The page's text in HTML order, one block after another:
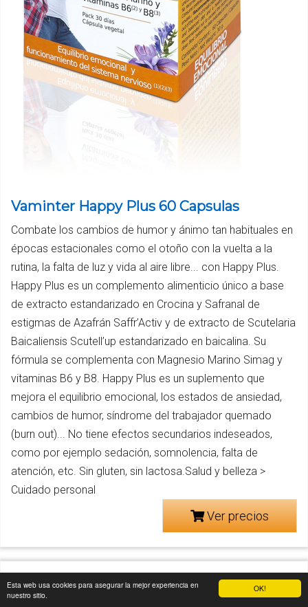
OK!
Esta web usa cookies para asegurar la mejor experiencia en
nuestro sitio.
Vaminter Happy Plus 60 Capsulas
Combate los cambios de humor y ánimo tan habituales en
épocas estacionales como el otoño con la vuelta a la
rutina, la falta de luz y vida al aire libre... con Happy Plus.
Happy Plus es un complemento alimenticio único a base
de extracto estandarizado en Crocina y Safranal de
estigmas de Azafrán Saffr’Activ y de extracto de Scutelaria
Baicaliensis Scutell’up estandarizado en baicalina. Su
fórmula se complementa con Magnesio Marino Simag y
vitaminas B6 y B8. Happy Plus es un suplemento que
mejora el equilibrio emocional, los estados de ansiedad,
cambios de humor, síndrome del trabajador quemado
(burn out)... No tiene efectos secundarios indeseados,
como por ejemplo sedación, somnolencia, falta de
atención, etc. Sin gluten, sin lactosa.Salud y belleza >
Cuidado personal
Ver precios